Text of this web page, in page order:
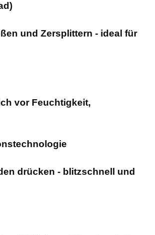
und Zersplittern - ideal für
vor Feuchtigkeit,
drücken - blitzschnell und